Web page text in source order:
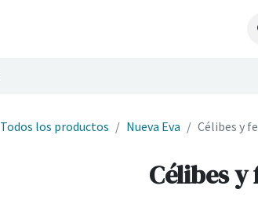
Todos los productos Nueva Eva Célibes y
Célibes y